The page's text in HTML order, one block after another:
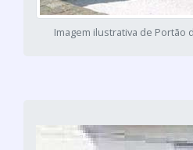
Imagem ilustrativa de Portão